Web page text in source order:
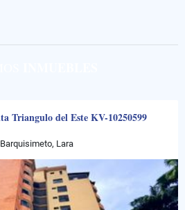
Triangulo del Este KV-10250599
Barquisimeto, Lara